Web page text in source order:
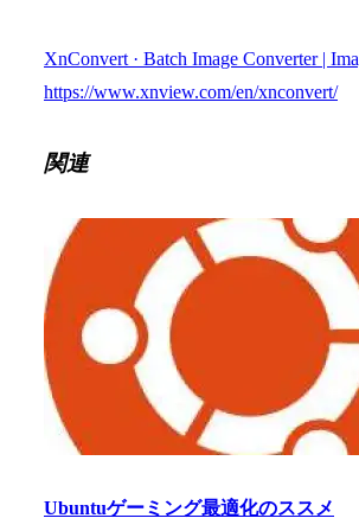
XnConvert · Batch Image Converter |
https://www.xnview.com/en/xnconvert/
関連
Ubuntuゲーミング最適化のススメ